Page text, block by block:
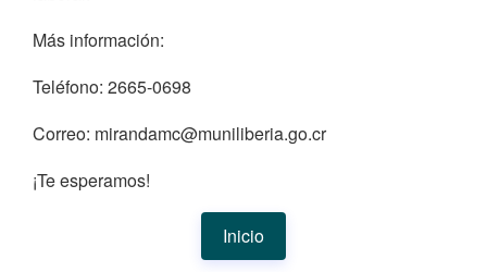
Más información:
Teléfono: 2665-0698
Correo: mirandamc@muniliberia.go.cr
¡Te esperamos!
Inicio